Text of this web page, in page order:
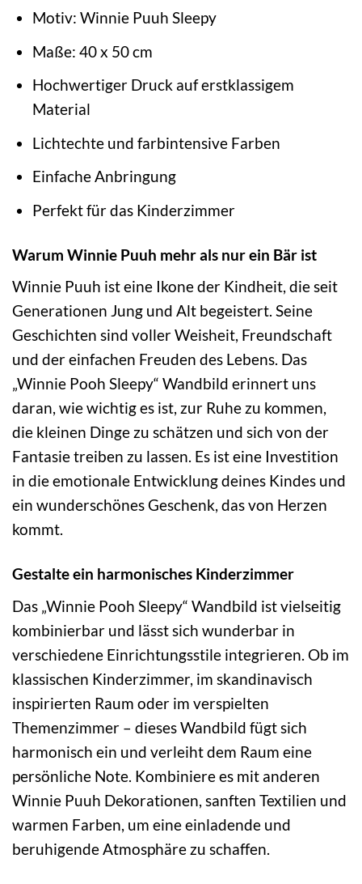
Motiv: Winnie Puuh Sleepy
Maße: 40 x 50 cm
Hochwertiger Druck auf erstklassigem
Material
Lichtechte und farbintensive Farben
Einfache Anbringung
Perfekt für das Kinderzimmer
Warum Winnie Puuh mehr als nur ein Bär ist
Winnie Puuh ist eine Ikone der Kindheit, die seit
Generationen Jung und Alt begeistert. Seine
Geschichten sind voller Weisheit, Freundschaft
und der einfachen Freuden des Lebens. Das
„Winnie Pooh Sleepy“ Wandbild erinnert uns
daran, wie wichtig es ist, zur Ruhe zu kommen,
die kleinen Dinge zu schätzen und sich von der
Fantasie treiben zu lassen. Es ist eine Investition
in die emotionale Entwicklung deines Kindes und
ein wunderschönes Geschenk, das von Herzen
kommt.
Gestalte ein harmonisches Kinderzimmer
Das „Winnie Pooh Sleepy“ Wandbild ist vielseitig
kombinierbar und lässt sich wunderbar in
verschiedene Einrichtungsstile integrieren. Ob im
klassischen Kinderzimmer, im skandinavisch
inspirierten Raum oder im verspielten
Themenzimmer – dieses Wandbild fügt sich
harmonisch ein und verleiht dem Raum eine
persönliche Note. Kombiniere es mit anderen
Winnie Puuh Dekorationen, sanften Textilien und
warmen Farben, um eine einladende und
beruhigende Atmosphäre zu schaffen.